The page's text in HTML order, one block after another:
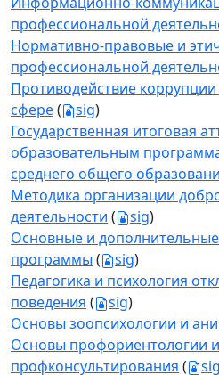
профессиональной
Нормативно-правовые и
профессиональной
Противодействие
сфере( sig)
Государственная итоговая
образовательным
среднего общего
Методика организации
деятельности ( sig)
Основные и
программы ( sig)
Педагогика и психология
поведения ( sig)
Основы зоопсихологии и
Основы профориентологии и
профконсультирования ( sig